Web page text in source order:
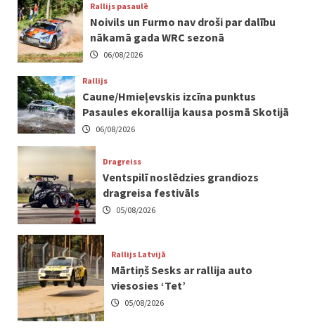
Rallijs pasaulē
Noivils un Furmo nav droši par dalību
nākamā gada WRC sezonā
06/08/2026
Rallijs
Caune/Hmieļevskis izcīna punktus
Pasaules ekorallija kausa posmā Skotijā
06/08/2026
Dragreiss
Ventspilī noslēdzies grandiozs
dragreisa festivāls
05/08/2026
Rallijs Latvijā
Mārtiņš Sesks ar rallija auto
viesosies ‘Tet’
05/08/2026